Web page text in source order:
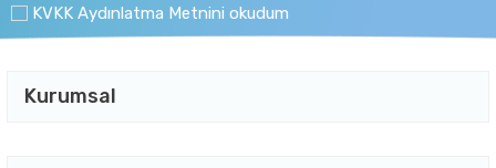
KVKK Aydınlatma Metnini okudum
Kurumsal